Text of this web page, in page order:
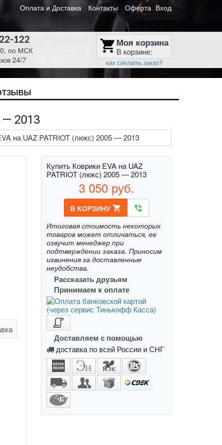
Оплата и Доставка Контакты Оферта Вход
122
по МСК
24/7
shopping_cart Моя корзина
В корзине:
как сделать заказ?
2013
на UAZ PATRIOT (люкс) 2005 — 2013
Купить Коврики EVA на UAZ
PATRIOT (люкс) 2005 — 2013
3 050 руб.
В КОРЗИНУ shopping_cart phone_in_talk
Итоговая стоимость некоторых
товаров может отличаться, ее
озвучит менеджер при
подтверждении заказа. Приносим
извинения за доставленные
неудобства.
Рассказать друзьям
Принимаем к оплате
Доставляем с помощью
доставка по всей России и СНГ